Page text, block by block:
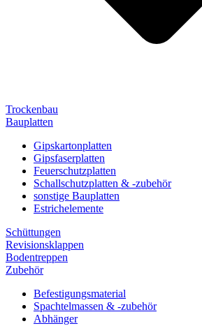
Trockenbau
Bauplatten
Gipskartonplatten
Gipsfaserplatten
Feuerschutzplatten
Schallschutzplatten & -zubehör
sonstige Bauplatten
Estrichelemente
Schüttungen
Revisionsklappen
Bodentreppen
Zubehör
Befestigungsmaterial
Spachtelmassen & -zubehör
Abhänger